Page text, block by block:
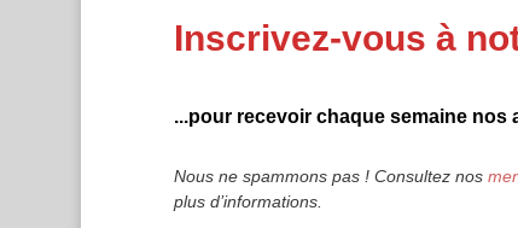
Inscrivez-vous à
...pour recevoir chaque semaine nos
Nous ne spammons pas ! Consultez nos
plus d’informations.